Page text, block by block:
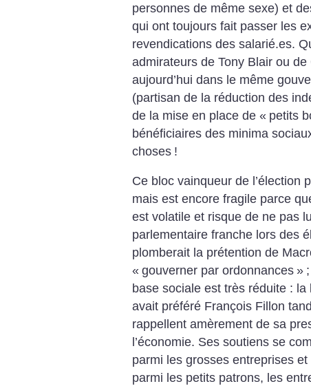
personnes de même sexe) et
qui ont toujours fait passer les
revendications des salarié.es.
admirateurs de Tony Blair ou
aujourd’hui dans le même
(partisan de la réduction des
de la mise en place de « petits
bénéficiaires des minima
choses !
Ce bloc vainqueur de l’élection
mais est encore fragile parce
est volatile et risque de ne pas
parlementaire franche lors des
plomberait la prétention de
« gouverner par ordonnances »
base sociale est très réduite :
avait préféré François Fillon
rappellent amèrement de sa
l’économie. Ses soutiens se
parmi les grosses entreprises
parmi les petits patrons, les